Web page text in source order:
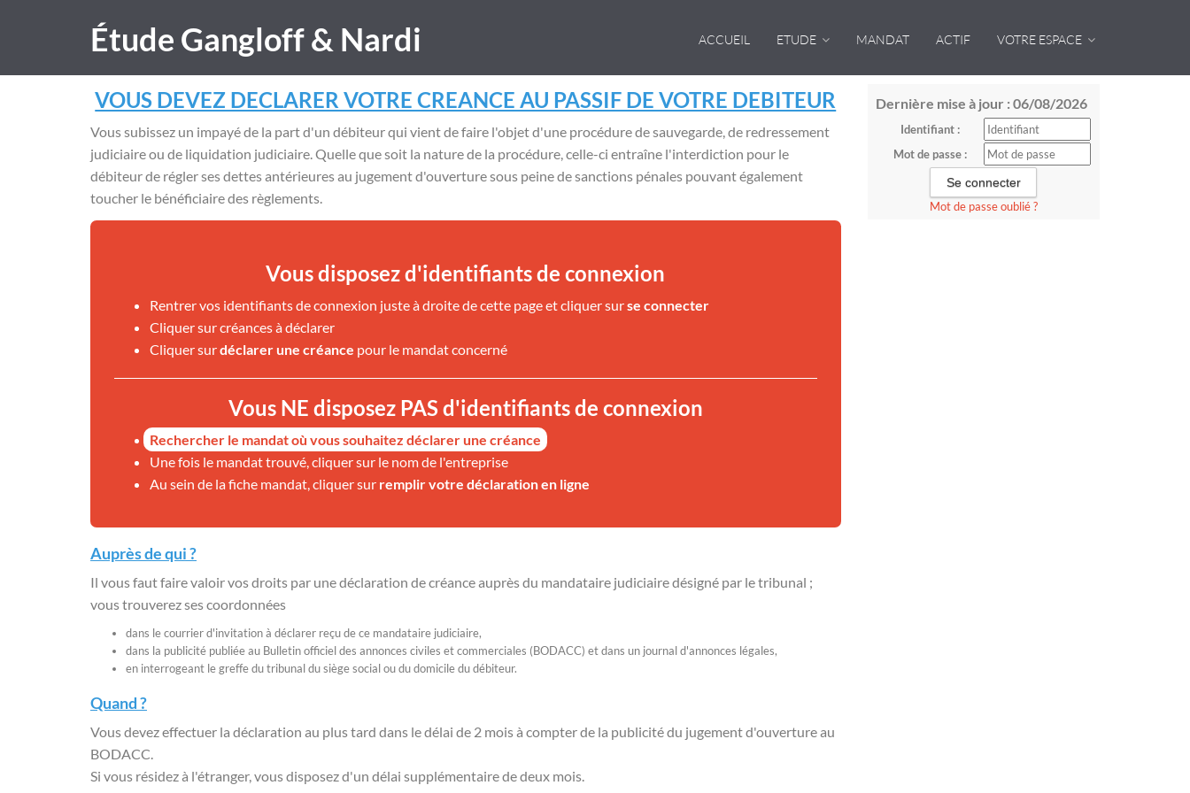
Étude Gangloff & Nardi ACCUEIL ETUDE MANDAT ACTIF VOTRE ESPACE
Dernière mise à jour : 06/08/2026
Identifiant :
Mot de passe :
Mot de passe oublié ?
VOUS DEVEZ DECLARER VOTRE CREANCE AU PASSIF DE VOTRE DEBITEUR
Vous subissez un impayé de la part d'un débiteur qui vient de faire l'objet d'une procédure de sauvegarde, de redressement
judiciaire ou de liquidation judiciaire. Quelle que soit la nature de la procédure, celle-ci entraîne l'interdiction pour le
débiteur de régler ses dettes antérieures au jugement d'ouverture sous peine de sanctions pénales pouvant également
toucher le bénéficiaire des règlements.
Vous disposez d'identifiants de connexion
Rentrer vos identifiants de connexion juste à droite de cette page et cliquer surse connecter
Cliquer sur créances à déclarer
Cliquer surdéclarer une créance pour le mandat concerné
Vous NE disposez PAS d'identifiants de connexion
Rechercher le mandat où vous souhaitez déclarer une créance
Une fois le mandat trouvé, cliquer sur le nom de l'entreprise
Au sein de la fiche mandat, cliquer sur remplir votre déclaration en ligne
Auprès de qui ?
Il vous faut faire valoir vos droits par une déclaration de créance auprès du mandataire judiciaire désigné par le tribunal ;
vous trouverez ses coordonnées
dans le courrier d'invitation à déclarer reçu de ce mandataire judiciaire,
dans la publicité publiée au Bulletin officiel des annonces civiles et commerciales (BODACC) et dans un journal d'annonces légales,
en interrogeant le greffe du tribunal du siège social ou du domicile du débiteur.
Quand ?
Vous devez effectuer la déclaration au plus tard dans le délai de 2 mois à compter de la publicité du jugement d'ouverture au
BODACC.
Si vous résidez à l'étranger, vous disposez d'un délai supplémentaire de deux mois.